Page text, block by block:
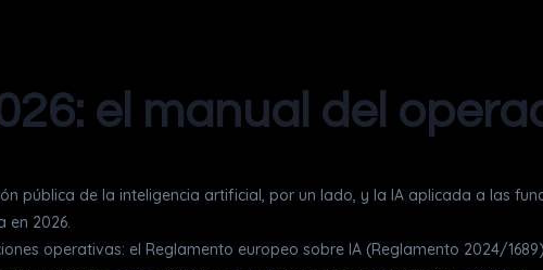
el manual del
pública de la inteligencia artificial, por un lado, y la IA aplicada a las
en 2026.
operativas: el Reglamento europeo sobre IA (Reglamento 2024/